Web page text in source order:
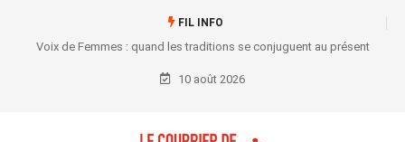
FIL INFO
Voix de Femmes : quand les traditions se conjuguent au présent
10 août 2026